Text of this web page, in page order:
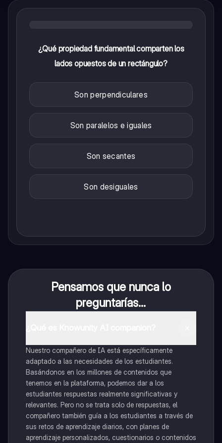
¿Qué propiedad fundamental comparten los
lados opuestos de un rectángulo?
Son perpendiculares
Son paralelos e iguales
Son secantes
Son desiguales
Pensamos que nunca lo
preguntarías...
Nuestro compañero de IA está específicamente
adaptado a las necesidades de los estudiantes.
Basándonos en los millones de contenidos que
tenemos en la plataforma, podemos dar a los
estudiantes respuestas realmente significativas y
relevantes. Pero no se trata solo de respuestas, el
compañero también guía a los estudiantes a través de
sus retos de aprendizaje diarios, con planes de
aprendizaje personalizados, cuestionarios o contenidos